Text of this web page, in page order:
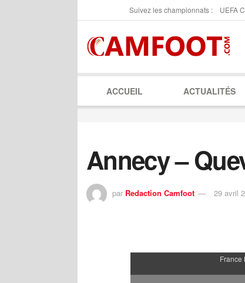
Suivez les championnats : UEFA
ACCUEIL ACTUALITÉS
Annecy –
par Redaction Camfoot 29 avril
France